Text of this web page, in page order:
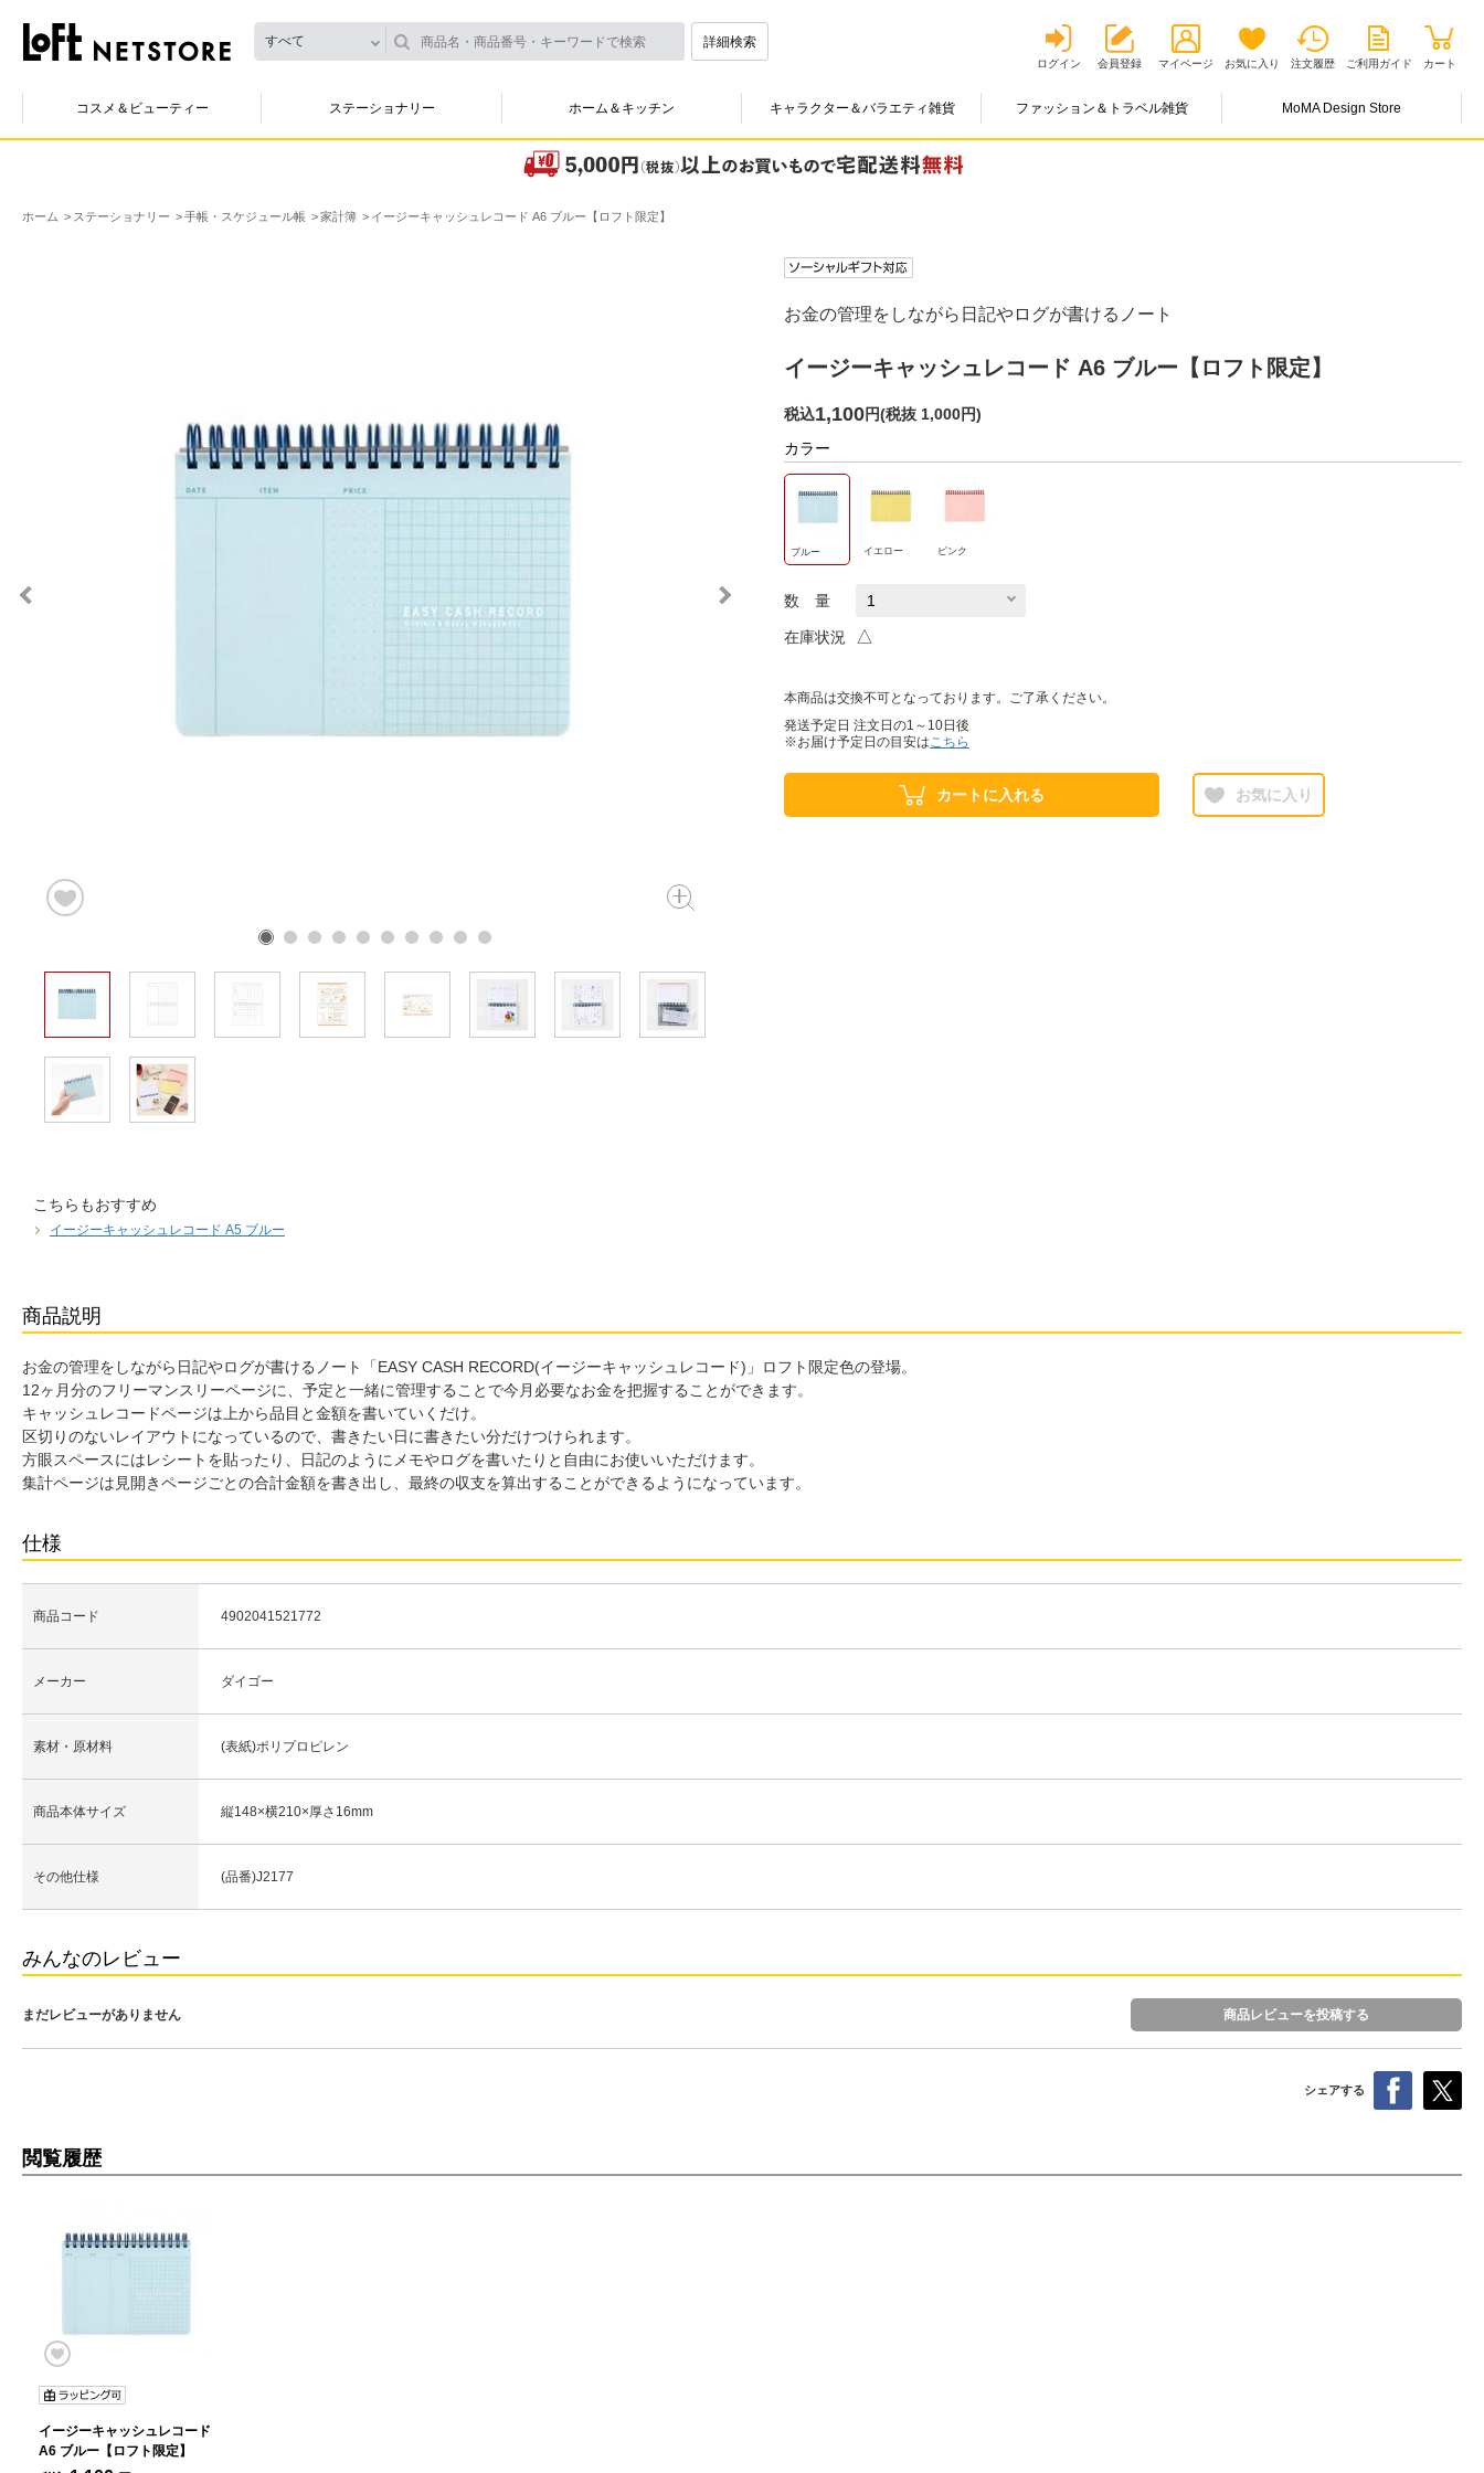
すべて 詳細検索
ログイン 会員登録 マイページ お気に入り 注文履歴 ご利用ガイド カート
コスメ＆ビューティー ステーショナリー ホーム＆キッチン キャラクター＆バラエティ雑貨 ファッション＆トラベル雑貨 MoMA Design Store
ホーム ステーショナリー 手帳・スケジュール帳 家計簿 イージーキャッシュレコード A6 ブルー【ロフト限定】
お金の管理をしながら日記やログが書けるノート
イージーキャッシュレコード A6 ブルー【ロフト限定】
税込1,100円(税抜 1,000円)
カラー
ブルー イエロー ピンク
数 量
在庫状況 △
本商品は交換不可となっております。ご了承ください。
発送予定日 注文日の1～10日後
※お届け予定日の目安はこちら
カートに入れる お気に入り
こちらもおすすめ
イージーキャッシュレコード A5 ブルー
商品説明
お金の管理をしながら日記やログが書けるノート「EASY CASH RECORD(イージーキャッシュレコード)」ロフト限定色の登場。
12ヶ月分のフリーマンスリーページに、予定と一緒に管理することで今月必要なお金を把握することができます。
キャッシュレコードページは上から品目と金額を書いていくだけ。
区切りのないレイアウトになっているので、書きたい日に書きたい分だけつけられます。
方眼スペースにはレシートを貼ったり、日記のようにメモやログを書いたりと自由にお使いいただけます。
集計ページは見開きページごとの合計金額を書き出し、最終の収支を算出することができるようになっています。
仕様
商品コード 4902041521772
メーカー ダイゴー
素材・原材料 (表紙)ポリプロピレン
商品本体サイズ 縦148×横210×厚さ16mm
その他仕様 (品番)J2177
みんなのレビュー
まだレビューがありません 商品レビューを投稿する
シェアする
閲覧履歴
イージーキャッシュレコード
A6 ブルー【ロフト限定】